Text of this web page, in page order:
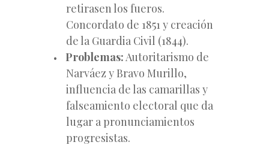
retirasen los fueros.
Concordato de 1851 y creación
de la Guardia Civil (1844).
Problemas:Autoritarismo de
Narváez y Bravo Murillo,
influencia de las camarillas y
falseamiento electoral que da
lugar a pronunciamientos
progresistas.